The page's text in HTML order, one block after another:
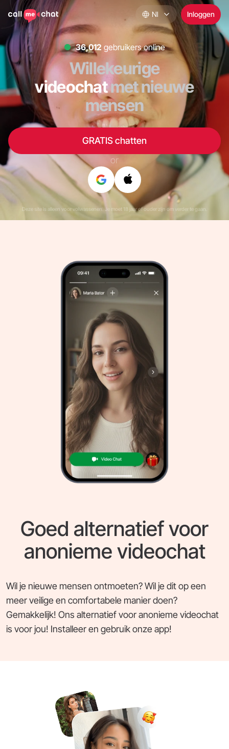
Nl Inloggen
36,545 gebruikers online
Willekeurige
videochatmet nieuwe
mensen
GRATIS chatten
or
Deze site is alleen voor volwassenen. Je moet 18 jaar of ouder zijn om verder te gaan.
Goed alternatief voor
anonieme videochat
Wil je nieuwe mensen ontmoeten? Wil je dit op een
meer veilige en comfortabele manier doen?
Gemakkelijk! Ons alternatief voor anonieme videochat
is voor jou! Installeer en gebruik onze app!